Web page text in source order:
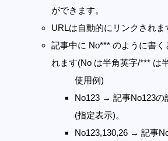
ができます。
URLは自動的にリンクされま
記事中に No*** のように書く
れます(No は半角英字/*** は
使用例)
No123 → 記事No123の
(指定表示)。
No123,130,26 → 記事